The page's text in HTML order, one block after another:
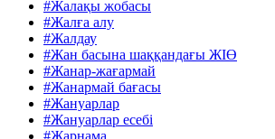
#Жалақы жобасы
#Жалға алу
#Жалдау
#Жан басына шаққандағы ЖІӨ
#Жанар-жағармай
#Жанармай бағасы
#Жануарлар
#Жануарлар есебі